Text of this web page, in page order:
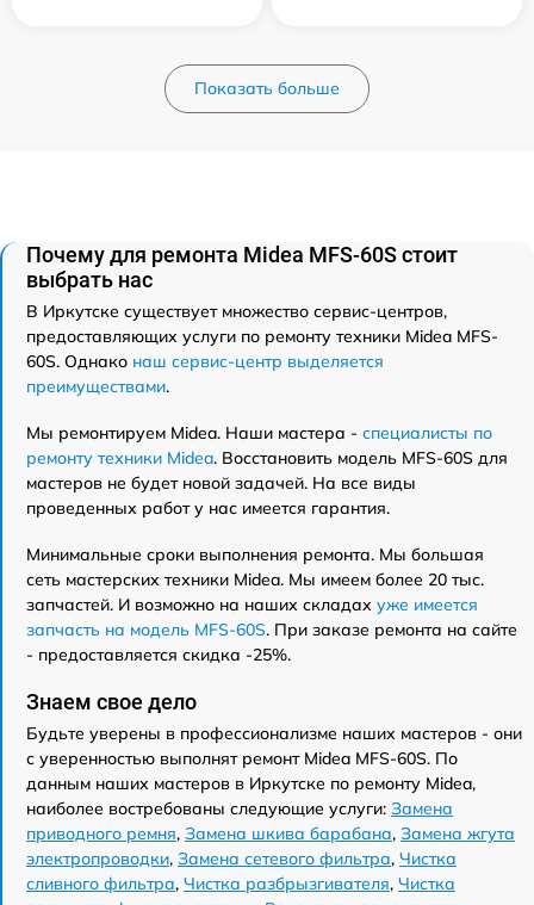
Показать больше
Почему для ремонта Midea MFS-60S стоит
выбрать нас
В Иркутске существует множество сервис-центров,
предоставляющих услуги по ремонту техники Midea MFS-
60S. Однако наш сервис-центр выделяется
преимуществами.
Мы ремонтируем Midea. Наши мастера - специалисты по
ремонту техники Midea. Восстановить модель MFS-60S для
мастеров не будет новой задачей. На все виды
проведенных работ у нас имеется гарантия.
Минимальные сроки выполнения ремонта. Мы большая
сеть мастерских техники Midea. Мы имеем более 20 тыс.
запчастей. И возможно на наших складах уже имеется
запчасть на модель MFS-60S. При заказе ремонта на сайте
- предоставляется скидка -25%.
Знаем свое дело
Будьте уверены в профессионализме наших мастеров - они
с уверенностью выполнят ремонт Midea MFS-60S. По
данным наших мастеров в Иркутске по ремонту Midea,
наиболее востребованы следующие услуги: Замена
приводного ремня, Замена шкива барабана, Замена жгута
электропроводки, Замена сетевого фильтра, Чистка
сливного фильтра, Чистка разбрызгивателя, Чистка